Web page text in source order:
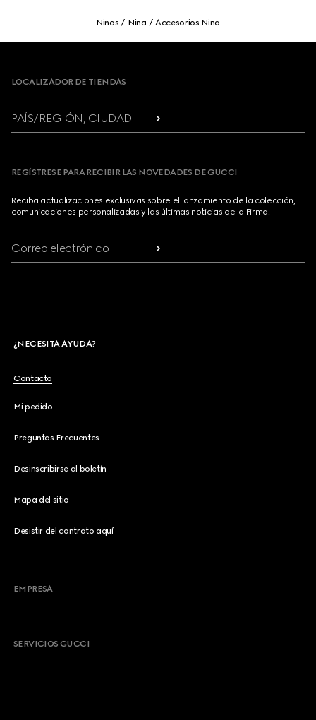
Niños Niña Accesorios Niña
LOCALIZADOR DE TIENDAS
PAÍS/REGIÓN, CIUDAD
REGÍSTRESE PARA RECIBIR LAS NOVEDADES DE GUCCI
Reciba actualizaciones exclusivas sobre el lanzamiento de la colección,
comunicaciones personalizadas y las últimas noticias de la Firma.
Correo electrónico
¿NECESITA AYUDA?
Contacto
Mi pedido
Preguntas Frecuentes
Desinscribirse al boletín
Mapa del sitio
Desistir del contrato aquí
EMPRESA
SERVICIOS GUCCI